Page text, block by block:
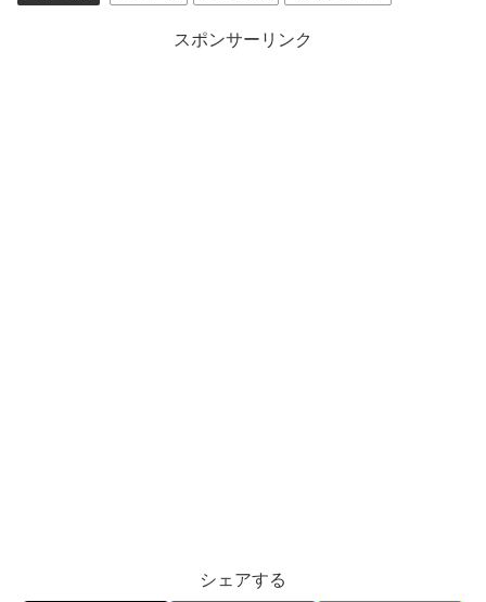
スポンサーリンク
シェアする